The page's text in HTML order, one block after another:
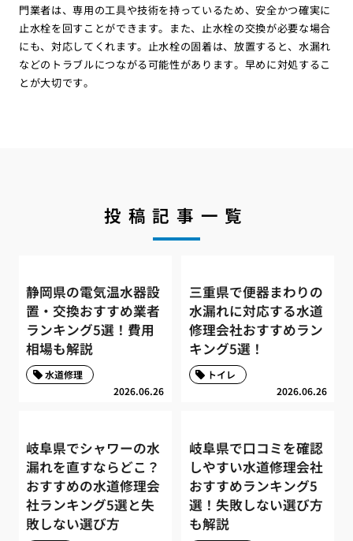
門業者は、専用の工具や技術を持っているため、安全かつ確実に
止水栓を回すことができます。また、止水栓の交換が必要な場合
にも、対応してくれます。止水栓の固着は、放置すると、水漏れ
などのトラブルにつながる可能性があります。早めに対処するこ
とが大切です。
投稿記事一覧
静岡県の電気温水器設
置・交換おすすめ業者
ランキング5選！費用
相場も解説
2026.06.26
水道修理
三重県で便器まわりの
水漏れに対応する水道
修理会社おすすめラン
キング5選！
2026.06.26
トイレ
岐阜県でシャワーの水
漏れを直すならどこ？
おすすめの水道修理会
社ランキング5選と失
敗しない選び方
岐阜県で口コミを確認
しやすい水道修理会社
おすすめランキング5
選！失敗しない選び方
も解説